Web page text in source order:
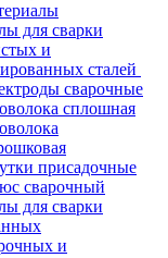
для сварки
и
сталей
сварочные
сплошная
присадочные
сварочный
для сварки
и